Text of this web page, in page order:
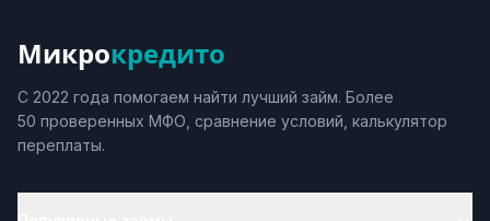
Микрокредито
С 2022 года помогаем найти лучший займ. Более
50 проверенных МФО, сравнение условий, калькулятор
переплаты.